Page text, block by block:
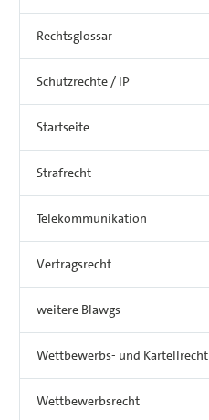
Rechtsglossar
Schutzrechte / IP
Startseite
Strafrecht
Telekommunikation
Vertragsrecht
weitere Blawgs
Wettbewerbs- und Kartellrecht
Wettbewerbsrecht